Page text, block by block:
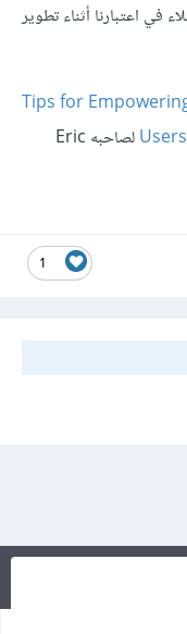
في اعتبارنا أثناء تطوير
Tips for
لصاحبه Eric
1